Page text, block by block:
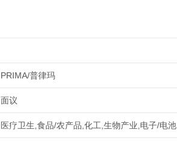
PRIMA/普律玛
面议
医疗卫生,食品/农产品,化工,生物产业,电子/电池